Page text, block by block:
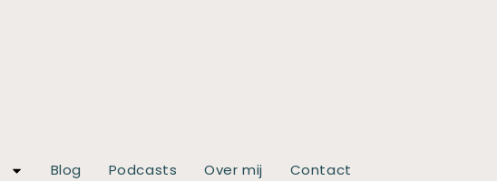
Blog Podcasts Over mij Contact